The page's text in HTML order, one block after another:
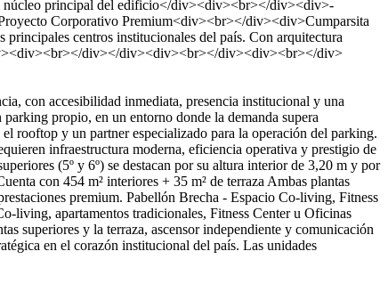
núcleo principal del edificio</div><div><br></div><div>-
Corporativo Premium<div><br></div><div>Cumparsita
centros institucionales del país. Con arquitectura
div></div><div><br></div><div><br></div>
con accesibilidad inmediata, presencia institucional y una
propio, en un entorno donde la demanda supera
rooftop y un partner especializado para la operación del parking.
infraestructura moderna, eficiencia operativa y prestigio de
(5º y 6º) se destacan por su altura interior de 3,20 m y por
con 454 m² interiores + 35 m² de terraza Ambas plantas
premium. Pabellón Brecha - Espacio Co-living, Fitness
living, apartamentos tradicionales, Fitness Center u Oficinas
superiores y la terraza, ascensor independiente y comunicación
en el corazón institucional del país. Las unidades